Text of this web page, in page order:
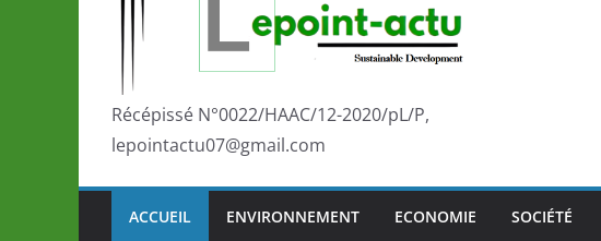
marque de confiance au Togo sur
la scène internationale au-delà des
performances de ses athlètes
développement?
Récépissé N°0022/HAAC/12-2020/pL/P,
lepointactu07@gmail.com
ACCUEIL ENVIRONNEMENT ECONOMIE SOCIÉTÉ